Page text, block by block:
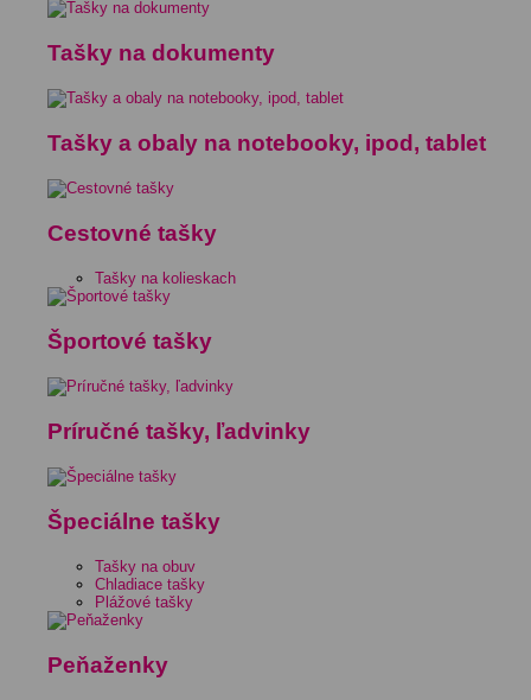
Tašky na dokumenty
Tašky a obaly na notebooky, ipod, tablet
Cestovné tašky
Tašky na kolieskach
Športové tašky
Príručné tašky, ľadvinky
Špeciálne tašky
Tašky na obuv
Chladiace tašky
Plážové tašky
Peňaženky